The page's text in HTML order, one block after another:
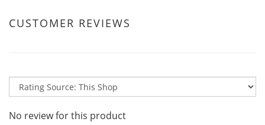
CUSTOMER REVIEWS
No review for this product